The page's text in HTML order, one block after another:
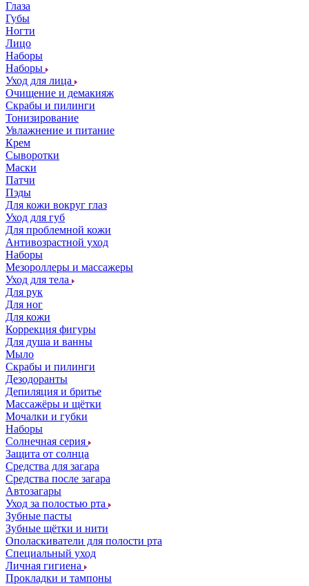
Глаза
Губы
Ногти
Лицо
Наборы
Наборы
Уход для лица
Очищение и демакияж
Скрабы и пилинги
Тонизирование
Увлажнение и питание
Крем
Сыворотки
Маски
Патчи
Пэды
Для кожи вокруг глаз
Уход для губ
Для проблемной кожи
Антивозрастной уход
Наборы
Мезороллеры и массажеры
Уход для тела
Для рук
Для ног
Для кожи
Коррекция фигуры
Для душа и ванны
Мыло
Скрабы и пилинги
Дезодоранты
Депиляция и бритье
Массажёры и щётки
Мочалки и губки
Наборы
Солнечная серия
Защита от солнца
Средства для загара
Средства после загара
Автозагары
Уход за полостью рта
Зубные пасты
Зубные щётки и нити
Ополаскиватели для полости рта
Специальный уход
Личная гигиена
Прокладки и тампоны